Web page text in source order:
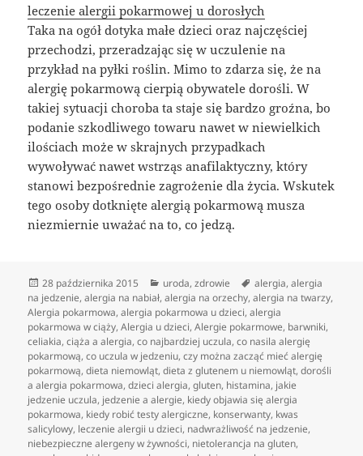
leczenie alergii pokarmowej u dorosłych
Taka na ogół dotyka małe dzieci oraz najczęściej
przechodzi, przeradzając się w uczulenie na
przykład na pyłki roślin. Mimo to zdarza się, że na
alergię pokarmową cierpią obywatele dorośli. W
takiej sytuacji choroba ta staje się bardzo groźna, bo
podanie szkodliwego towaru nawet w niewielkich
ilościach może w skrajnych przypadkach
wywoływać nawet wstrząs anafilaktyczny, który
stanowi bezpośrednie zagrożenie dla życia. Wskutek
tego osoby dotknięte alergią pokarmową musza
niezmiernie uważać na to, co jedzą.
Data
publikacji
28 października 2015 Kategorie
uroda,zdrowie Tagi
alergia,alergia
na jedzenie,alergia na nabiał,alergia na orzechy,alergia na twarzy,
Alergia pokarmowa,alergia pokarmowa u dzieci,alergia
pokarmowa w ciąży,Alergia u dzieci,Alergie pokarmowe, barwniki,
celiakia,ciąża a alergia,co najbardziej uczula,co nasila alergię
pokarmową,co uczula w jedzeniu,czy można zacząć mieć alergię
pokarmową,dieta niemowląt,dieta z glutenem u niemowląt,dorośli
a alergia pokarmowa,dzieci alergia,gluten, histamina, jakie
jedzenie uczula, jedzenie a alergie, kiedy objawia się alergia
pokarmowa, kiedy robić testy alergiczne, konserwanty, kwas
salicylowy, leczenie alergii u dzieci, nadwrażliwość na jedzenie,
niebezpieczne alergeny w żywności, nietolerancja na gluten,